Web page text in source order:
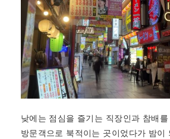
낮에는 점심을 즐기는 직장인과 참배
방문객으로 북적이는 곳이었다가 밤이